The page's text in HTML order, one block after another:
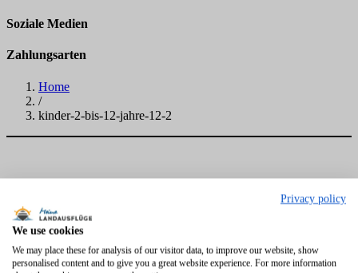
Soziale Medien
Zahlungsarten
Home
/
kinder-2-bis-12-jahre-12-2
Privacy policy
We use cookies
We may place these for analysis of our visitor data, to improve our website, show
personalised content and to give you a great website experience. For more information